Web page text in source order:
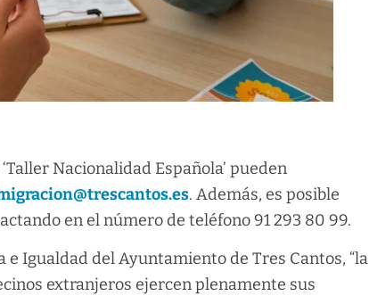
Nacionalidad Española’ pueden
. Además, es posible
en el número de teléfono 91 293 80 99.
e Igualdad del Ayuntamiento de Tres Cantos, “la
extranjeros ejercen plenamente sus